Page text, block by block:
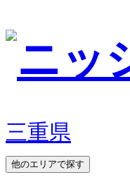
三重県
他のエリアで探す